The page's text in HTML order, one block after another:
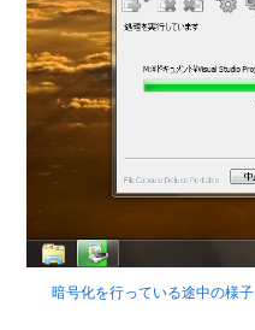
暗号化を行っている途中の様子